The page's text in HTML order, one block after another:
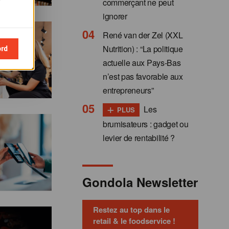
ignorer
René van der Zel (XXL
Nutrition) : “La politique
actuelle aux Pays-Bas
n’est pas favorable aux
entrepreneurs”
+ PLUS
Les
brumisateurs : gadget ou
levier de rentabilité ?
Gondola Newsletter
Restez au top dans le
retail & le foodservice !